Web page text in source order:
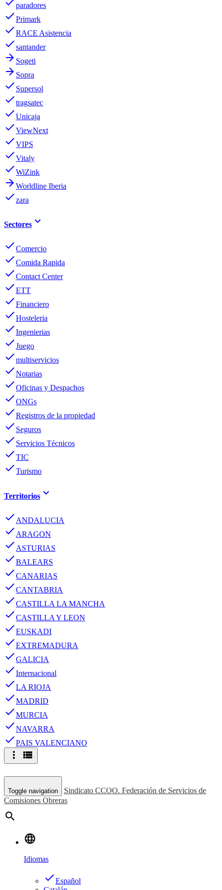
paradores
donePrimark
doneRACE Asistencia
donesantander
arrow_forward Sogeti
arrow_forward Sopra
done Supersol
donetragsatec
doneUnicaja
doneViewNext
doneVIPS
doneVitaly
doneWiZink
arrow_forward Worldline Iberia
donezara
Sectores keyboard_arrow_down
doneComercio
doneComida Rapida
doneContact Center
doneETT
doneFinanciero
doneHosteleria
doneIngenierias
doneJuego
donemultiservicios
doneNotarias
doneOficinas y Despachos
doneONGs
doneRegistros de la propiedad
done Seguros
done Servicios Técnicos
doneTIC
doneTurismo
Territorios keyboard_arrow_down
done ANDALUCIA
done ARAGON
done ASTURIAS
doneBALEARS
doneCANARIAS
doneCANTABRIA
doneCASTILLA LA MANCHA
doneCASTILLA Y LEON
doneEUSKADI
doneEXTREMADURA
doneGALICIA
doneInternacional
doneLA RIOJA
doneMADRID
doneMURCIA
doneNAVARRA
donePAIS VALENCIANO
more_vert view_list
Toggle navigation
Sindicato CCOO. Federación de Servicios de
Comisiones Obreras
search
language
Idiomas
doneEspañol